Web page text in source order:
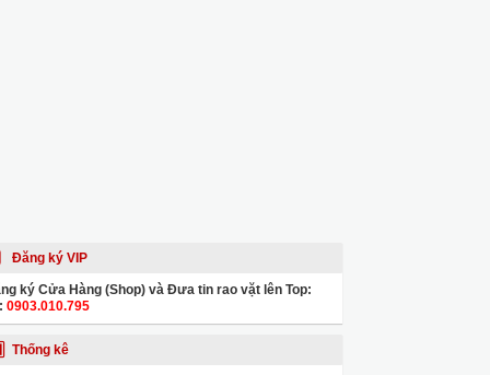
Đăng ký VIP
ký Cửa Hàng (Shop) và Đưa tin rao vặt lên Top:
0903.010.795
Thống kê